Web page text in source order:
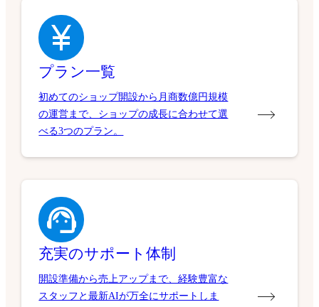
プラン一覧
初めてのショップ開設から月商数億円規模
の運営まで、ショップの成長に合わせて選
べる3つのプラン。
充実のサポート体制
開設準備から売上アップまで、経験豊富な
スタッフと最新AIが万全にサポートしま